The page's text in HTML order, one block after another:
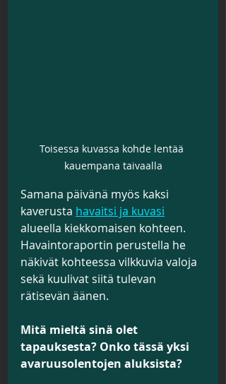
Toisessa kuvassa kohde lentää
kauempana taivaalla
Samana päivänä myös kaksi
kaverusta havaitsi ja kuvasi
alueella kiekkomaisen kohteen.
Havaintoraportin perustella he
näkivät kohteessa vilkkuvia valoja
sekä kuulivat siitä tulevan
rätisevän äänen.
Mitä mieltä sinä olet
tapauksesta? Onko tässä yksi
avaruusolentojen aluksista?